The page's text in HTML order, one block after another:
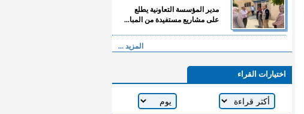
مدير المؤسسة التعاونية يطلع
على مشاريع مستفيدة من المبا...
المزيد ...
اختيارات القراء